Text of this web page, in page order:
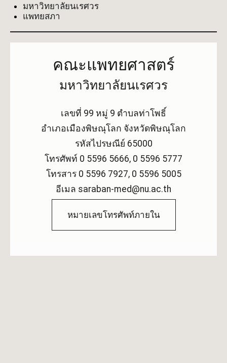
มหาวิทยาลัยนเรศวร
แพทยสภา
คณะแพทยศาสตร์
มหาวิทยาลัยนเรศวร
เลขที่ 99 หมู่ 9 ตำบลท่าโพธิ์
อำเภอเมืองพิษณุโลก จังหวัดพิษณุโลก
รหัสไปรษณีย์ 65000
โทรศัพท์ 0 5596 5666, 0 5596 5777
โทรสาร 0 5596 7927, 0 5596 5005
อีเมล saraban-med@nu.ac.th
หมายเลขโทรศัพท์ภายใน